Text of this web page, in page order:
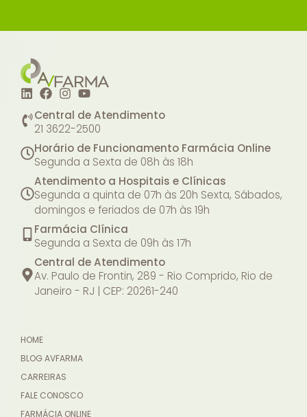
Central de Atendimento
21 3622-2500
Horário de Funcionamento Farmácia Online
Segunda a Sexta de 08h às 18h
Atendimento a Hospitais e Clínicas
Segunda a quinta de 07h às 20h Sexta, Sábados,
domingos e feriados de 07h às 19h
Farmácia Clínica
Segunda a Sexta de 09h às 17h
Central de Atendimento
Av. Paulo de Frontin, 289 - Rio Comprido, Rio de
Janeiro - RJ | CEP: 20261-240
HOME
BLOG AVFARMA
CARREIRAS
FALE CONOSCO
FARMÁCIA ONLINE